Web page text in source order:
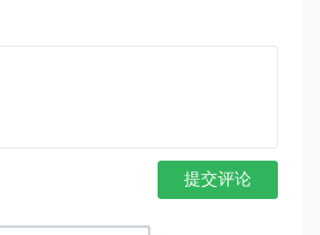
提交评论